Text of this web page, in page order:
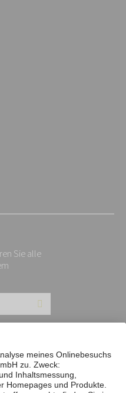
Sie alle
Stiftung